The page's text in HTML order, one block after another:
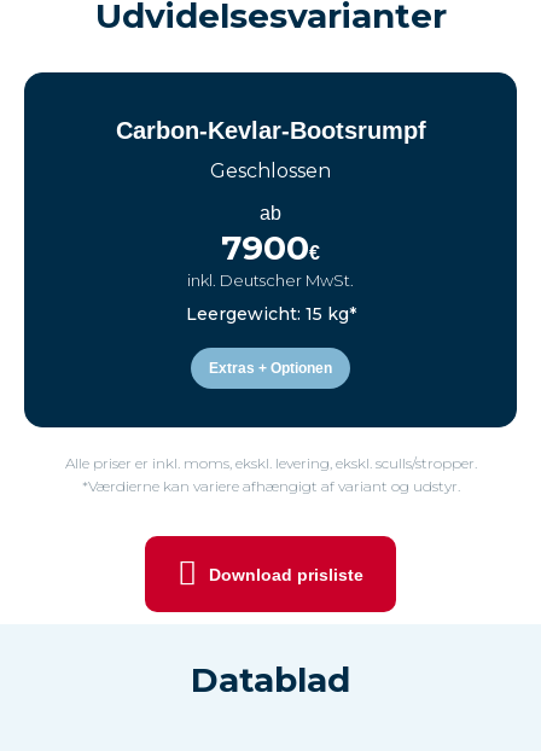
Udvidelsesvarianter
Carbon-Kevlar-Bootsrumpf
Geschlossen
ab
7900€
inkl. Deutscher MwSt.
Leergewicht: 15 kg*
Extras + Optionen
Alle priser er inkl. moms, ekskl. levering, ekskl. sculls/stropper.
*Værdierne kan variere afhængigt af variant og udstyr.
Download prisliste
Datablad